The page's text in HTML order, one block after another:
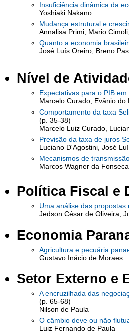
Insuficiência dinâmica da
Yoshiaki Nakano
Mudança estrutural e
Annalisa Primi, Mario
Quanto a economia
José Luís Oreiro, Breno
Nível de
Expectativas para o PIB
Marcelo Curado, Evânio do
Comportamento da taxa
(p. 35-38)
Marcelo Luiz Curado,
Previsão da taxa de juros
Luciano D'Agostini, José
Mecanismos de
Marcos Wagner da
Política Fiscal e
Uma análise das
Jedson César de Oliveira,
Economia
Agricultura e pecuária
Gustavo Inácio de Moraes
Setor Externo e
A encruzilhada das
(p. 65-68)
Nilson de Paula
O câmbio deve ou não
Luiz Fernando de Paula